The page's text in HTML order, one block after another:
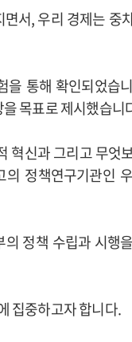
서, 우리 경제는 중
통해 확인되었습
목표로 제시했습니
혁신과 그리고 무엇
정책연구기관인
정책 수립과 시행
집중하고자 합니다.